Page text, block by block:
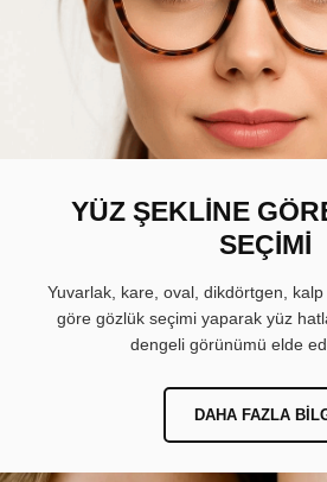
YÜZ ŞEKLİNE
SEÇİMİ
Yuvarlak, kare, oval, dikdörtgen,
göre gözlük seçimi yaparak yüz
dengeli görünümü elde
DAHA FAZLA